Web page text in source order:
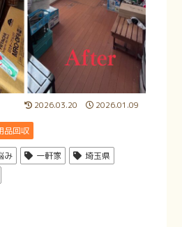
2026.03.20 2026.01.09
品回収
み 一軒家
埼玉県